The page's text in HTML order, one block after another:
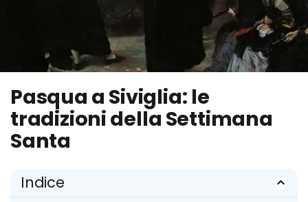
Pasqua a Siviglia: le
tradizioni della Settimana
Santa
Indice